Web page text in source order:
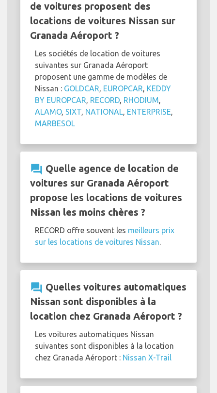
de voitures proposent des
locations de voitures Nissan sur
Granada Aéroport ?
Les sociétés de location de voitures
suivantes sur Granada Aéroport
proposent une gamme de modèles de
Nissan : GOLDCAR, EUROPCAR, KEDDY
BY EUROPCAR, RECORD, RHODIUM,
ALAMO, SIXT, NATIONAL, ENTERPRISE,
MARBESOL
question_answer Quelle agence de location de
voitures sur Granada Aéroport
propose les locations de voitures
Nissan les moins chères ?
RECORD offre souvent les meilleurs prix
sur les locations de voitures Nissan.
question_answer Quelles voitures automatiques
Nissan sont disponibles à la
location chez Granada Aéroport ?
Les voitures automatiques Nissan
suivantes sont disponibles à la location
chez Granada Aéroport : Nissan X-Trail